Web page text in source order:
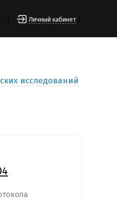
Личный кабинет
исследований